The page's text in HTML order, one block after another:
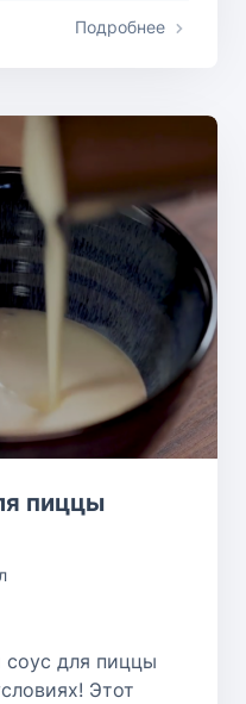
Подробнее
пиццы
соус для пиццы
Этот